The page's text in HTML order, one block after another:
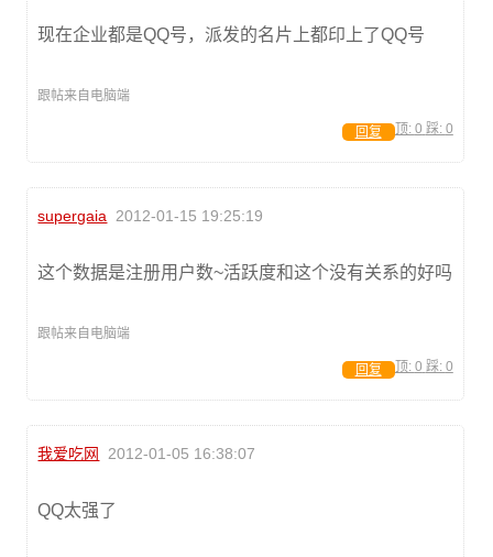
现在企业都是QQ号，派发的名片上都印上了QQ号
跟帖来自电脑端
顶: 0 踩: 0
回复
supergaia 2012-01-15 19:25:19
这个数据是注册用户数~活跃度和这个没有关系的好吗
跟帖来自电脑端
顶: 0 踩: 0
回复
我爱吃网 2012-01-05 16:38:07
QQ太强了